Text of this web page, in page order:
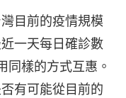
目前的疫情規模
一天每日確診數
同樣的方式互惠。
有可能從目前的